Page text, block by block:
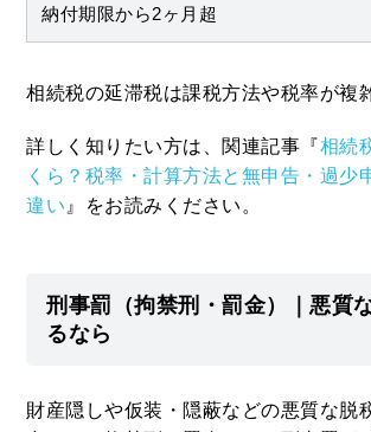
納付期限から2ヶ月超
相続税の延滞税は課税方法や税率が複
詳しく知りたい方は、関連記事『 相続
くら？税率・計算方法と無申告・過少
違い』をお読みください。
刑事罰（拘禁刑・罰金）｜悪質
るなら
財産隠しや仮装・隠蔽などの悪質な脱